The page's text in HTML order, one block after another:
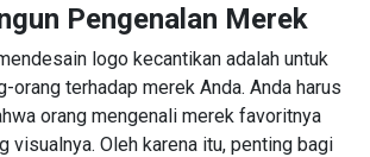
Pengenalan Merek
logo kecantikan adalah untuk
orang terhadap merek Anda. Anda harus
orang mengenali merek favoritnya
visualnya. Oleh karena itu, penting bagi